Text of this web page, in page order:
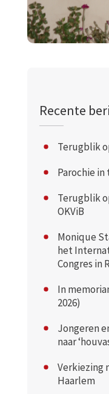
Recente
Terugblik
Parochie
Terugblik
OKViB
Monique
het
Congres in
In
2026)
Jongeren
naar
Verkiezing
Haarlem